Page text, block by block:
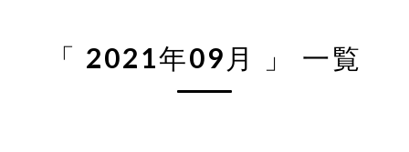
「 2021年09月 」 一覧